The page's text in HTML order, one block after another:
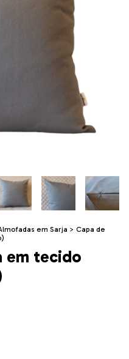
em Sarja > Capa de
em tecido